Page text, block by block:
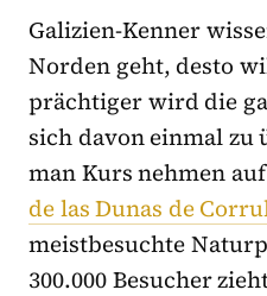
Galizien-Kenner
Norden geht, desto
prächtiger wird die
sich davon einmal zu
man Kurs nehmen
de las Dunas de
meistbesuchte
300.000 Besucher